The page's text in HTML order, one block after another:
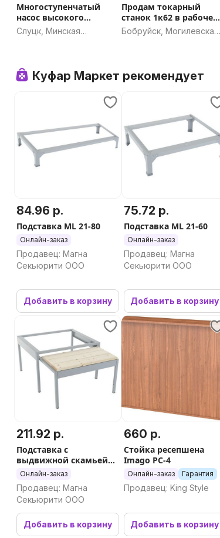
Многоступенчатый
насос высокого
давления Lowara
Слуцк, Минская
Продам токарный
станок 1к62 в рабочем
состоянии
Бобруйск, Могилевская
Куфар Маркет рекомендует
84.96 р.
Подставка ML 21-80
Онлайн-заказ
Продавец: Магна
Секьюрити ООО
Добавить в корзину
75.72 р.
Подставка ML 21-60
Онлайн-заказ
Продавец: Магна
Секьюрити ООО
Добавить в корзину
211.92 р.
Подставка с
выдвижной скамьей
ML-21-60 ВСК
Онлайн-заказ
Продавец: Магна
Секьюрити ООО
Добавить в корзину
660 р.
Стойка ресепшена
Imago РС-4
Онлайн-заказ Гарантия
Продавец: King Style
Добавить в корзину